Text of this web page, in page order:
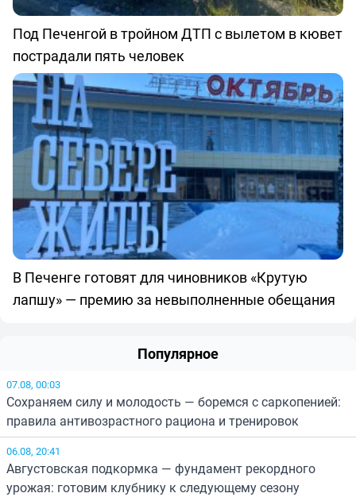
Под Печенгой в тройном ДТП с вылетом в кювет
пострадали пять человек
В Печенге готовят для чиновников «Крутую
лапшу» — премию за невыполненные обещания
Популярное
07.08, 00:03
Сохраняем силу и молодость — боремся с саркопенией:
правила антивозрастного рациона и тренировок
06.08, 20:41
Августовская подкормка — фундамент рекордного
урожая: готовим клубнику к следующему сезону